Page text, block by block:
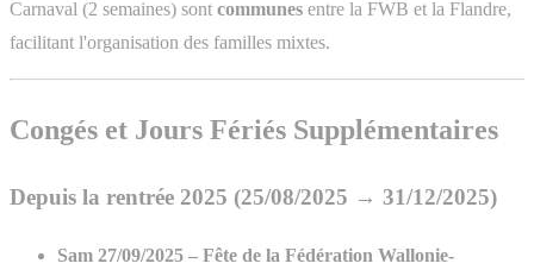
Carnaval (2 semaines) sont communes entre la FWB et la Flandre,
facilitant l'organisation des familles mixtes.
Congés et Jours Fériés Supplémentaires
Depuis la rentrée 2025 (25/08/2025 → 31/12/2025)
Sam 27/09/2025 – Fête de la Fédération Wallonie-